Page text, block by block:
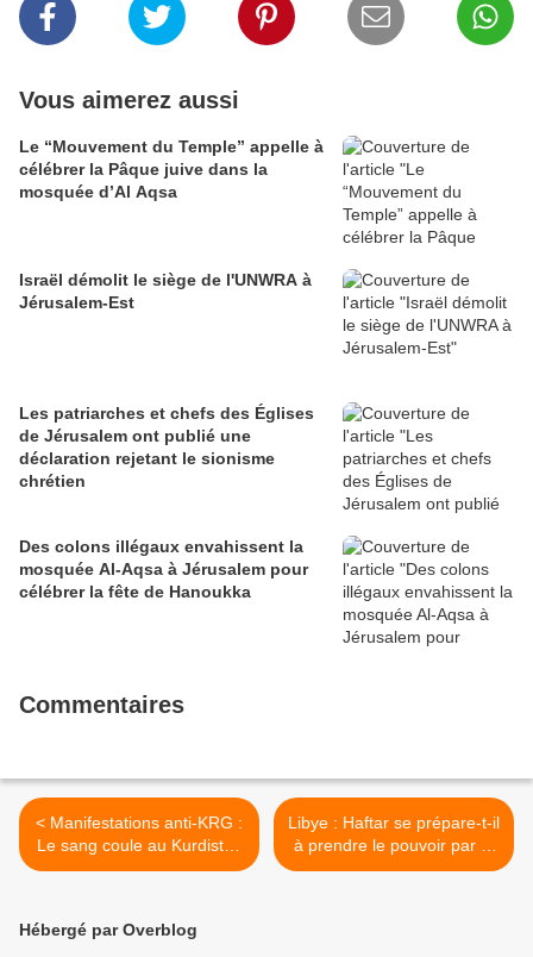
Vous aimerez aussi
Le “Mouvement du Temple” appelle à
célébrer la Pâque juive dans la
mosquée d’Al Aqsa
Israël démolit le siège de l'UNWRA à
Jérusalem-Est
Les patriarches et chefs des Églises
de Jérusalem ont publié une
déclaration rejetant le sionisme
chrétien
Des colons illégaux envahissent la
mosquée Al-Aqsa à Jérusalem pour
célébrer la fête de Hanoukka
Commentaires
< Manifestations anti-KRG :
Le sang coule au Kurdistan
irakien
Libye : Haftar se prépare-t-il
à prendre le pouvoir par la
force ? >
Hébergé par Overblog